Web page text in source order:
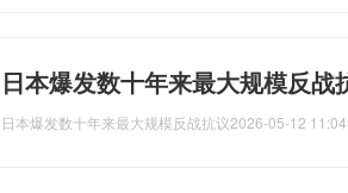
日本爆发数十年来最大规模反
日本爆发数十年来最大规模反战抗议2026-05-12